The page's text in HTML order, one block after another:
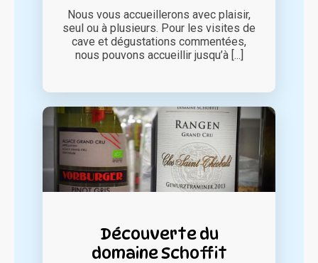
Nous vous accueillerons avec plaisir,
seul ou à plusieurs. Pour les visites de
cave et dégustations commentées,
nous pouvons accueillir jusqu’à [...]
Découverte du
domaine Schoffit